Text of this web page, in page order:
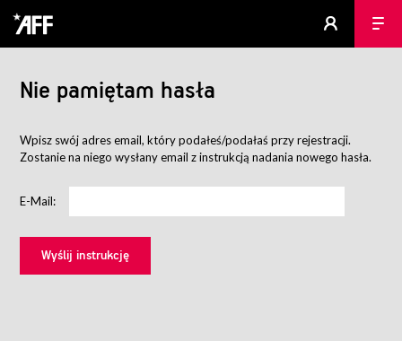
Nie pamiętam hasła
Wpisz swój adres email, który podałeś/podałaś przy rejestracji.
Zostanie na niego wysłany email z instrukcją nadania nowego hasła.
E-Mail: